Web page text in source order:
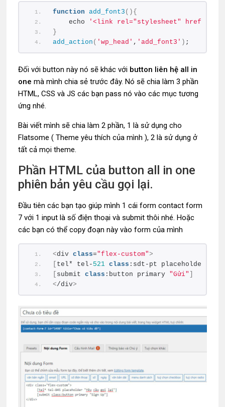
function add_font3 (){
    echo
'<link rel="stylesheet"
}
add_action ( 'wp_head' , 'add_font3' ) ;
Đối với button này nó sẽ khác với button liên hệ all in
one mà mình chia sẻ trước đây. Nó sẽ chia làm 3 phần
HTML, CSS và JS các bạn pass nó vào các mục tương
ứng nhé.
Bài viết mình sẽ chia làm 2 phần, 1 là sử dụng cho
Flatsome ( Theme yêu thích của mình ), 2 là sử dụng ở
tất cả mọi theme.
Phần HTML của button all in one
phiên bản yêu cầu gọi lại.
Đầu tiên các bạn tạo giúp mình 1 cái form contact form
7 với 1 input là số điện thoại và submit thôi nhé. Hoặc
các bạn có thể copy đoạn này vào form của mình
<div class="flex-custom">
tel* tel- 521 class :sdt-pt placeholder
submit class :button primary "Gửi"
</div>